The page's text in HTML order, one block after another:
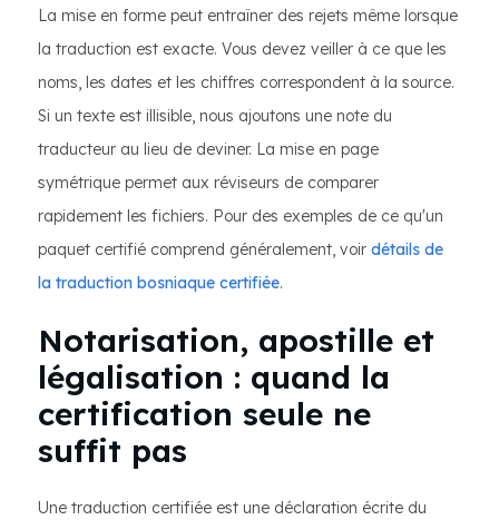
La mise en forme peut entraîner des rejets même lorsque
la traduction est exacte. Vous devez veiller à ce que les
noms, les dates et les chiffres correspondent à la source.
Si un texte est illisible, nous ajoutons une note du
traducteur au lieu de deviner. La mise en page
symétrique permet aux réviseurs de comparer
rapidement les fichiers. Pour des exemples de ce qu'un
paquet certifié comprend généralement, voir détails de
la traduction bosniaque certifiée.
Notarisation, apostille et
légalisation : quand la
certification seule ne
suffit pas
Une traduction certifiée est une déclaration écrite du